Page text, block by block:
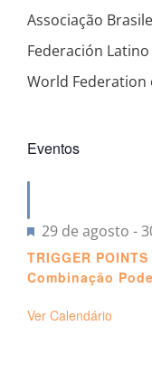
Associação
Federación
World Federation
Eventos
Destacado
29 de agosto -
TRIGGER
Combinação
Ver Calendário